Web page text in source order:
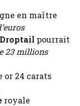
en maître
pourrait
23 millions
or 24 carats
royale